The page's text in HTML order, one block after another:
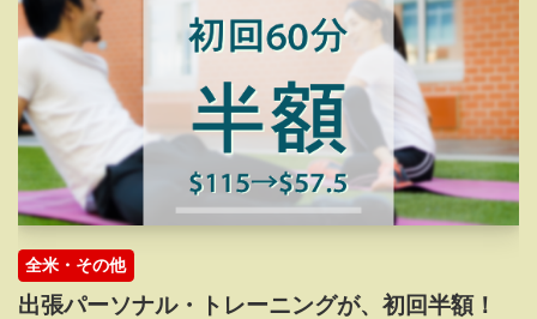
全米・その他
出張パーソナル・トレーニングが、初回半額！